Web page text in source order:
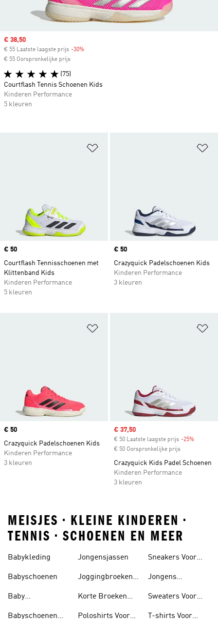
Price
€ 50
Courtflash Tennisschoenen met
Klittenband Kids
Kinderen Performance
5 kleuren
Price
€ 50
Crazyquick Padelschoenen Kids
Kinderen Performance
3 kleuren
Price
€ 50
Crazyquick Padelschoenen Kids
Kinderen Performance
3 kleuren
Sale price
€ 37,50
€ 50 Laatste laagste prijs -25%
€ 50 Oorspronkelijke prijs
Crazyquick Kids Padel Schoenen
Kinderen Performance
3 kleuren
Sale price
€ 38,50
€ 55 Laatste laagste prijs -30%
€ 55 Oorspronkelijke prijs
(75)
Courtflash Tennis Schoenen Kids
Kinderen Performance
5 kleuren
MEISJES • KLEINE KINDEREN •
TENNIS • SCHOENEN EN MEER
Babykleding
Babyschoenen
Baby
Babyschoenen
Jongensjassen
Joggingbroeken
Korte Broeken
Poloshirts Voor
Sneakers Voor
Jongens
Sweaters Voor
T-shirts Voor